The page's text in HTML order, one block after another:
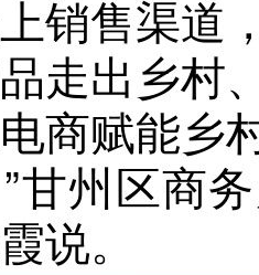
销售渠道
走出乡村
商赋能乡
甘州区商
说。